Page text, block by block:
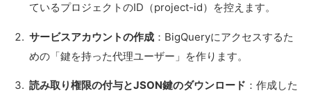
ているプロジェクトのID（project-id）を控えます。
サービスアカウントの作成 ：BigQueryにアクセスするた
めの「鍵を持った代理ユーザー」を作ります。
読み取り権限の付与とJSON鍵のダウンロード ：作成した